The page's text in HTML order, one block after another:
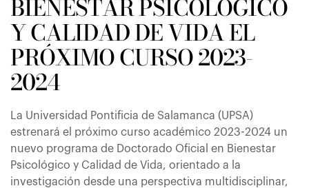
BIENESTAR PSICOLÓGICO
Y CALIDAD DE VIDA EL
PRÓXIMO CURSO 2023-
2024
La Universidad Pontificia de Salamanca (UPSA)
estrenará el próximo curso académico 2023-2024 un
nuevo programa de Doctorado Oficial en Bienestar
Psicológico y Calidad de Vida, orientado a la
investigación desde una perspectiva multidisciplinar,